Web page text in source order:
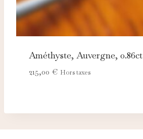
Améthyste, Auvergne, 0.86ct
215,00 € Hors taxes